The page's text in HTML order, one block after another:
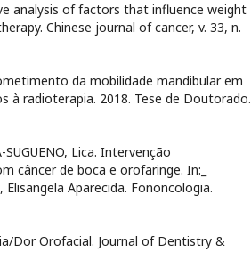
analysis of factors that influence weight
Chinese journal of cancer, v. 33, n.
da mobilidade mandibular em
à radioterapia. 2018. Tese de Doutorado.
SUGUENO, Lica. Intervenção
câncer de boca e orofaringe. In:_
Elisangela Aparecida. Fononcologia.
Dor Orofacial. Journal of Dentistry &